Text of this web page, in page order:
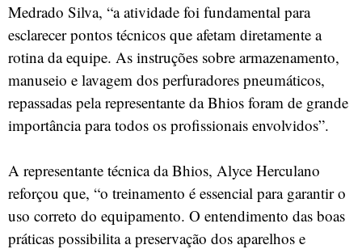
Medrado Silva, “a atividade foi fundamental para
esclarecer pontos técnicos que afetam diretamente a
rotina da equipe. As instruções sobre armazenamento,
manuseio e lavagem dos perfuradores pneumáticos,
repassadas pela representante da Bhios foram de grande
importância para todos os profissionais envolvidos”.
A representante técnica da Bhios, Alyce Herculano
reforçou que, “o treinamento é essencial para garantir o
uso correto do equipamento. O entendimento das boas
práticas possibilita a preservação dos aparelhos e